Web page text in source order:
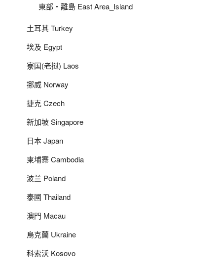
東部‧離島 East Area_Island
土耳其 Turkey
埃及 Egypt
寮国(老挝) Laos
挪威 Norway
捷克 Czech
新加坡 Singapore
日本 Japan
柬埔寨 Cambodia
波兰 Poland
泰國 Thailand
澳門 Macau
烏克蘭 Ukraine
科索沃 Kosovo